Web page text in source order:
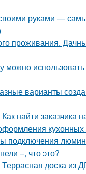
руками —
проживания.
варианты
найти заказчика
кухонных
–, что это?
доска из